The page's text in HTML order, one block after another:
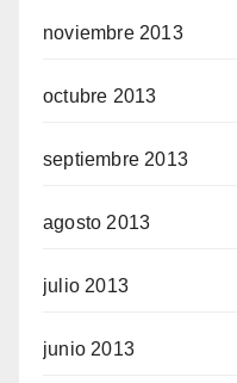
noviembre 2013
octubre 2013
septiembre 2013
agosto 2013
julio 2013
junio 2013